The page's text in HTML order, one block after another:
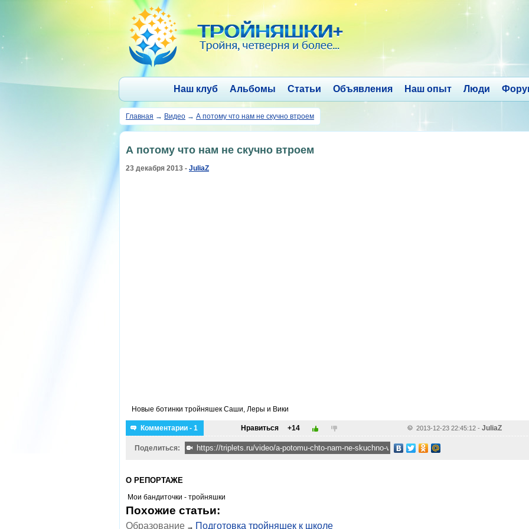
Наш клуб Альбомы Статьи Объявления Наш опыт Люди
Главная → Видео → А потому что нам не скучно втроем
А потому что нам не скучно втроем
23 декабря 2013 - JuliaZ
Новые ботинки тройняшек Саши, Леры и Вики
Комментарии - 1 Нравиться +14 2013-12-23 22:45:12 - JuliaZ
Поделиться:
О РЕПОРТАЖЕ
Мои бандиточки - тройняшки
Похожие статьи:
Образование → Подготовка тройняшек к школе